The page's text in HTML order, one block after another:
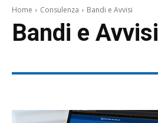
Home Consulenza Bandi e Avvisi
Bandi e Avvisi